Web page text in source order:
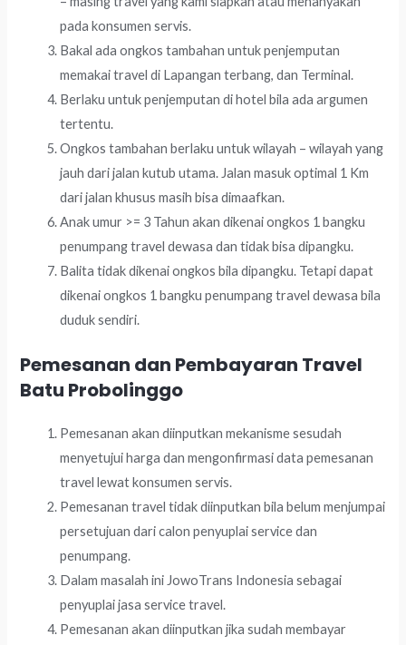
pada konsumen servis.
Bakal ada ongkos tambahan untuk penjemputan
memakai travel di Lapangan terbang, dan Terminal.
Berlaku untuk penjemputan di hotel bila ada argumen
tertentu.
Ongkos tambahan berlaku untuk wilayah – wilayah yang
jauh dari jalan kutub utama. Jalan masuk optimal 1 Km
dari jalan khusus masih bisa dimaafkan.
Anak umur >= 3 Tahun akan dikenai ongkos 1 bangku
penumpang travel dewasa dan tidak bisa dipangku.
Balita tidak dikenai ongkos bila dipangku. Tetapi dapat
dikenai ongkos 1 bangku penumpang travel dewasa bila
duduk sendiri.
Pemesanan dan Pembayaran Travel
Batu Probolinggo
Pemesanan akan diinputkan mekanisme sesudah
menyetujui harga dan mengonfirmasi data pemesanan
travel lewat konsumen servis.
Pemesanan travel tidak diinputkan bila belum menjumpai
persetujuan dari calon penyuplai service dan
penumpang.
Dalam masalah ini JowoTrans Indonesia sebagai
penyuplai jasa service travel.
Pemesanan akan diinputkan jika sudah membayar